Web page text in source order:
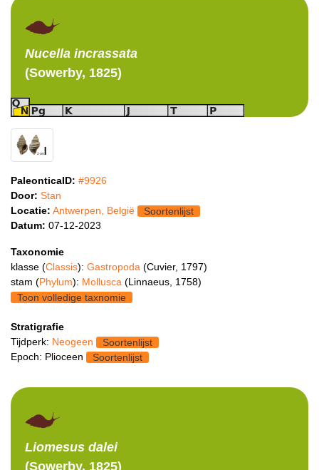
Nucella incrassata
(Sowerby, 1825)
PaleonticaID: #9926
Door: Stan
Locatie: Antwerpen, België
Soortenlijst
Datum: 07-12-2023
Taxonomie
klasse (Classis): Gastropoda (Cuvier, 1797)
stam (Phylum): Mollusca (Linnaeus, 1758)
Toon volledige taxnomie
Stratigrafie
Tijdperk: Neogeen
Soortenlijst
Epoch: Plioceen
Soortenlijst
Liomesus dalei
(Sowerby, 1825)